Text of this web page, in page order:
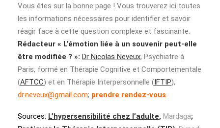
Vous êtes sur la bonne page ! Vous trouverez ici toutes
les informations nécessaires pour identifier et savoir
réagir face à cette question complexe et fascinante.
Rédacteur « L’émotion liée à un souvenir peut-elle
être modifiée ? »: Dr Nicolas Neveux, Psychiatre à
Paris, formé en Thérapie Cognitive et Comportementale
(AFTCC) et en Thérapie Interpersonnelle (IFTIP),
dr.neveux@gmail.com; prendre rendez-vous
Sources: L’hypersensibilité chez l’adulte, Mardaga;